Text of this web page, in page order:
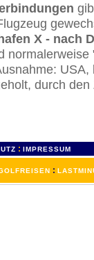
X - nach
durch
: IMPRESSUM
: